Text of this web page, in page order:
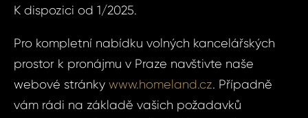
K dispozici od 1/2025.
Pro kompletní nabídku volných kancelářských
prostor k pronájmu v Praze navštivte naše
webové stránky www.homeland.cz. Případně
vám rádi na základě vašich požadavků